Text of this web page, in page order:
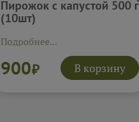
Пирожок с капустой 500 г
(10шт)
Подробнее...
900₽ В корзину